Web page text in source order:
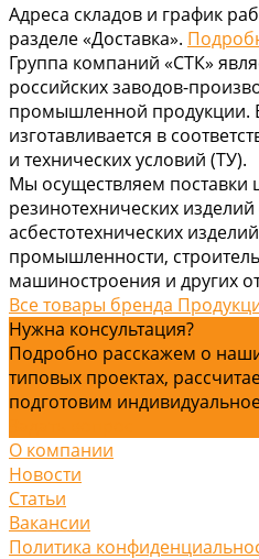
Адреса складов и график
разделе «Доставка».
Группа компаний «СТК»
российских заводов-
промышленной продукции.
изготавливается в
и технических условий (ТУ).
Мы осуществляем поставки
резинотехнических
асбестотехнических
промышленности,
машиностроения и других
Все товары бренда
Нужна консультация?
Подробно расскажем о
типовых проектах,
подготовим
О компании
Новости
Статьи
Вакансии
Политика